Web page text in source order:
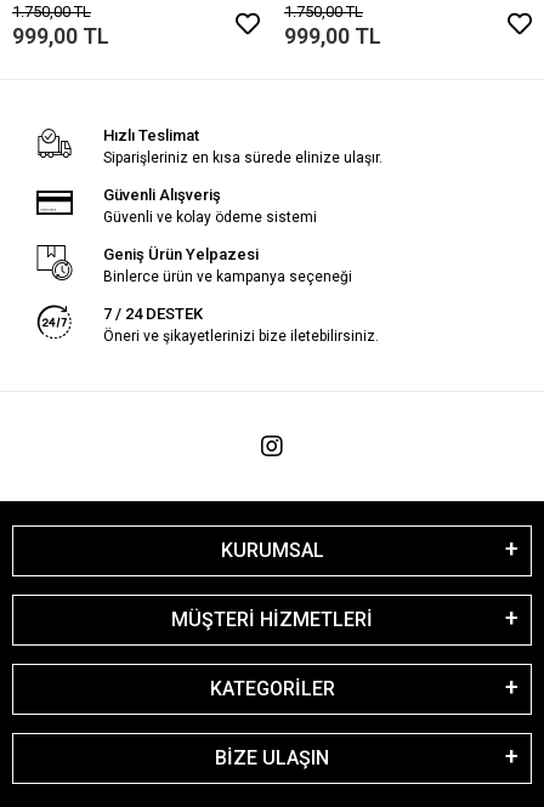
1.750,00 TL
999,00 TL
1.750,00 TL
999,00 TL
Hızlı Teslimat
Siparişleriniz en kısa sürede elinize ulaşır.
Güvenli Alışveriş
Güvenli ve kolay ödeme sistemi
Geniş Ürün Yelpazesi
Binlerce ürün ve kampanya seçeneği
7 / 24 DESTEK
Öneri ve şikayetlerinizi bize iletebilirsiniz.
KURUMSAL
MÜŞTERİ HİZMETLERİ
KATEGORİLER
BİZE ULAŞIN